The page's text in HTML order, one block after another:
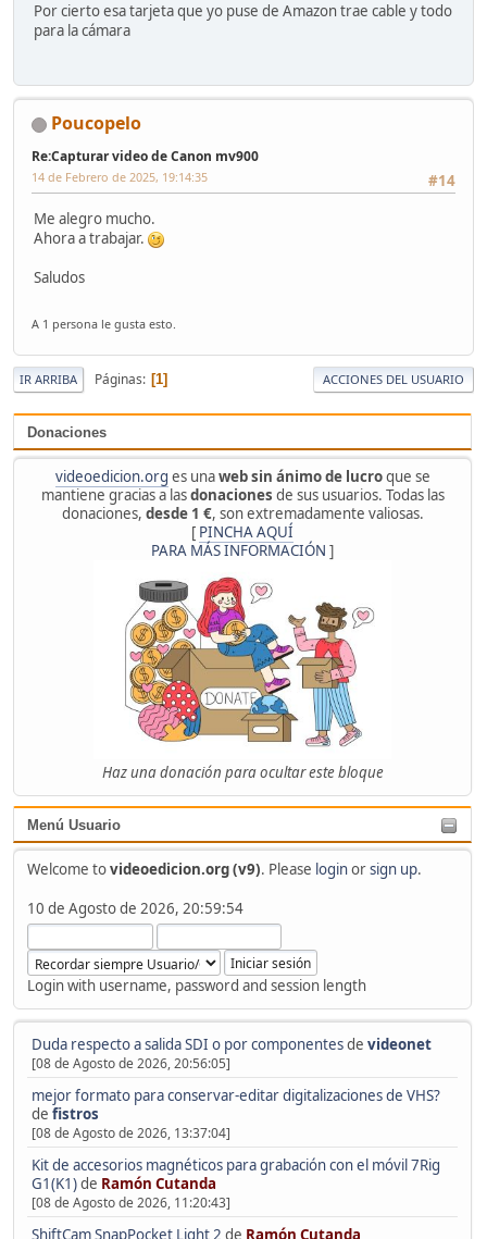
Donaciones
videoedicion.org es unaweb sin ánimo de lucroque se
mantiene gracias a lasdonaciones de sus usuarios. Todas las
donaciones, desde 1 €, son extremadamente valiosas.
[ PINCHA AQUÍ
PARA MÁS INFORMACIÓN ]
Haz una donación para ocultar este bloque
Menú Usuario
Welcome tovideoedicion.org (v9). Please loginorsign up.
10 de Agosto de 2026, 20:59:54
Login with username, password and session length
Duda respecto a salida SDI o por componentesde videonet
[08 de Agosto de 2026, 20:56:05]
mejor formato para conservar-editar digitalizaciones de VHS?
de fistros
[08 de Agosto de 2026, 13:37:04]
Kit de accesorios magnéticos para grabación con el móvil 7Rig
G1(K1)de Ramón Cutanda
[08 de Agosto de 2026, 11:20:43]
ShiftCam SnapPocket Light 2 de Ramón Cutanda
Por cierto esa tarjeta que yo puse de Amazon trae cable y todo
para la cámara
Poucopelo
Re:Capturar video de Canon mv900
#14
14 de Febrero de 2025, 19:14:35
Me alegro mucho.
Ahora a trabajar.
Saludos
A 1 persona le gusta esto.
IR ARRIBA Páginas 1 ACCIONES DEL USUARIO